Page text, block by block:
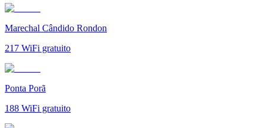
Marechal Cândido Rondon
217 WiFi gratuito
Ponta Porã
188 WiFi gratuito